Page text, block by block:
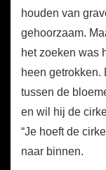
houden van
gehoorzaam.
het zoeken was
heen getrokken.
tussen de
en wil hij de
“Je hoeft de
naar binnen.